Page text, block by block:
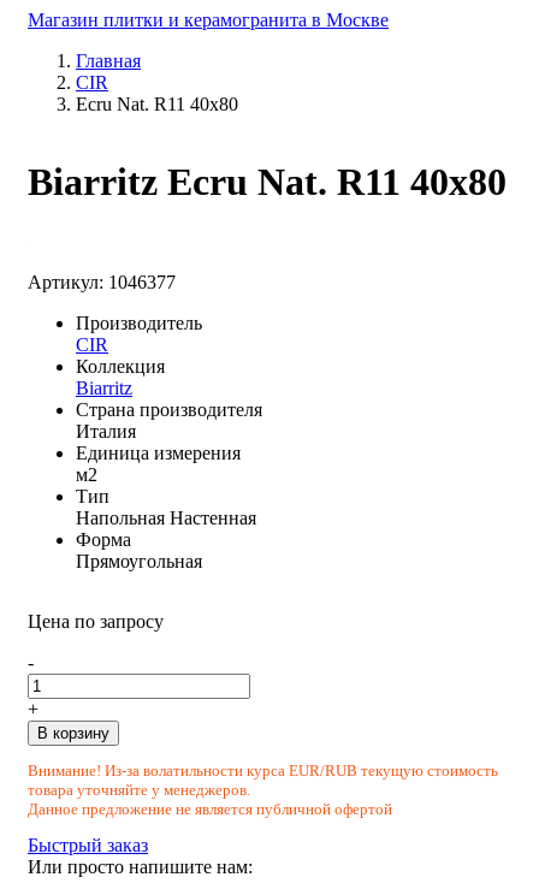
Магазин плитки и керамогранита в Москве
Главная
CIR
Ecru Nat. R11 40x80
Biarritz Ecru Nat. R11 40x80
Артикул: 1046377
Производитель
CIR
Коллекция
Biarritz
Страна производителя
Италия
Единица измерения
м2
Тип
Напольная Настенная
Форма
Прямоугольная
Цена по запросу
-
+
В корзину
Внимание! Из-за волатильности курса EUR/RUB текущую стоимость
товара уточняйте у менеджеров.
Данное предложение не является публичной офертой
Быстрый заказ
Или просто напишите нам: